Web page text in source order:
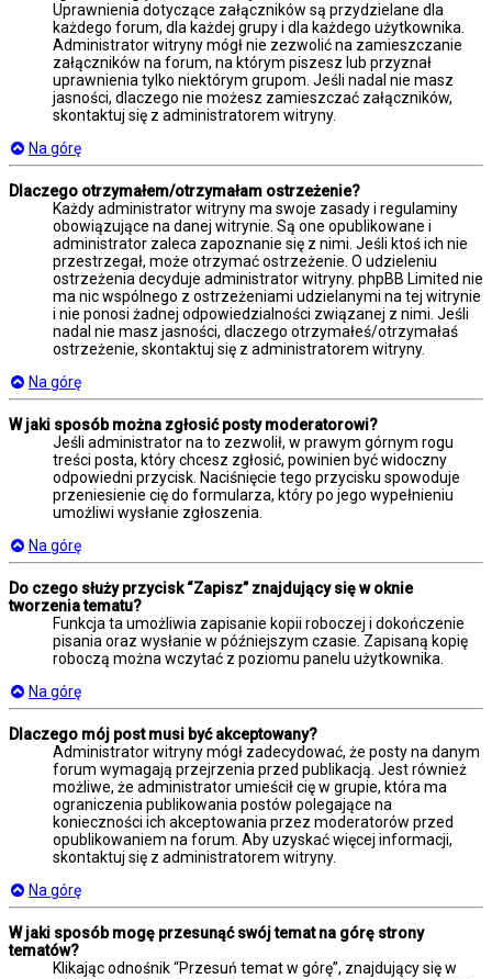
Uprawnienia dotyczące załączników są przydzielane dla
każdego forum, dla każdej grupy i dla każdego użytkownika.
Administrator witryny mógł nie zezwolić na zamieszczanie
załączników na forum, na którym piszesz lub przyznał
uprawnienia tylko niektórym grupom. Jeśli nadal nie masz
jasności, dlaczego nie możesz zamieszczać załączników,
skontaktuj się z administratorem witryny.
Na górę
Dlaczego otrzymałem/otrzymałam ostrzeżenie?
Każdy administrator witryny ma swoje zasady i regulaminy
obowiązujące na danej witrynie. Są one opublikowane i
administrator zaleca zapoznanie się z nimi. Jeśli ktoś ich nie
przestrzegał, może otrzymać ostrzeżenie. O udzieleniu
ostrzeżenia decyduje administrator witryny. phpBB Limited nie
ma nic wspólnego z ostrzeżeniami udzielanymi na tej witrynie
i nie ponosi żadnej odpowiedzialności związanej z nimi. Jeśli
nadal nie masz jasności, dlaczego otrzymałeś/otrzymałaś
ostrzeżenie, skontaktuj się z administratorem witryny.
Na górę
W jaki sposób można zgłosić posty moderatorowi?
Jeśli administrator na to zezwolił, w prawym górnym rogu
treści posta, który chcesz zgłosić, powinien być widoczny
odpowiedni przycisk. Naciśnięcie tego przycisku spowoduje
przeniesienie cię do formularza, który po jego wypełnieniu
umożliwi wysłanie zgłoszenia.
Na górę
Do czego służy przycisk “Zapisz” znajdujący się w oknie
tworzenia tematu?
Funkcja ta umożliwia zapisanie kopii roboczej i dokończenie
pisania oraz wysłanie w późniejszym czasie. Zapisaną kopię
roboczą można wczytać z poziomu panelu użytkownika.
Na górę
Dlaczego mój post musi być akceptowany?
Administrator witryny mógł zadecydować, że posty na danym
forum wymagają przejrzenia przed publikacją. Jest również
możliwe, że administrator umieścił cię w grupie, która ma
ograniczenia publikowania postów polegające na
konieczności ich akceptowania przez moderatorów przed
opublikowaniem na forum. Aby uzyskać więcej informacji,
skontaktuj się z administratorem witryny.
Na górę
W jaki sposób mogę przesunąć swój temat na górę strony
tematów?
Klikając odnośnik “Przesuń temat w górę”, znajdujący się w